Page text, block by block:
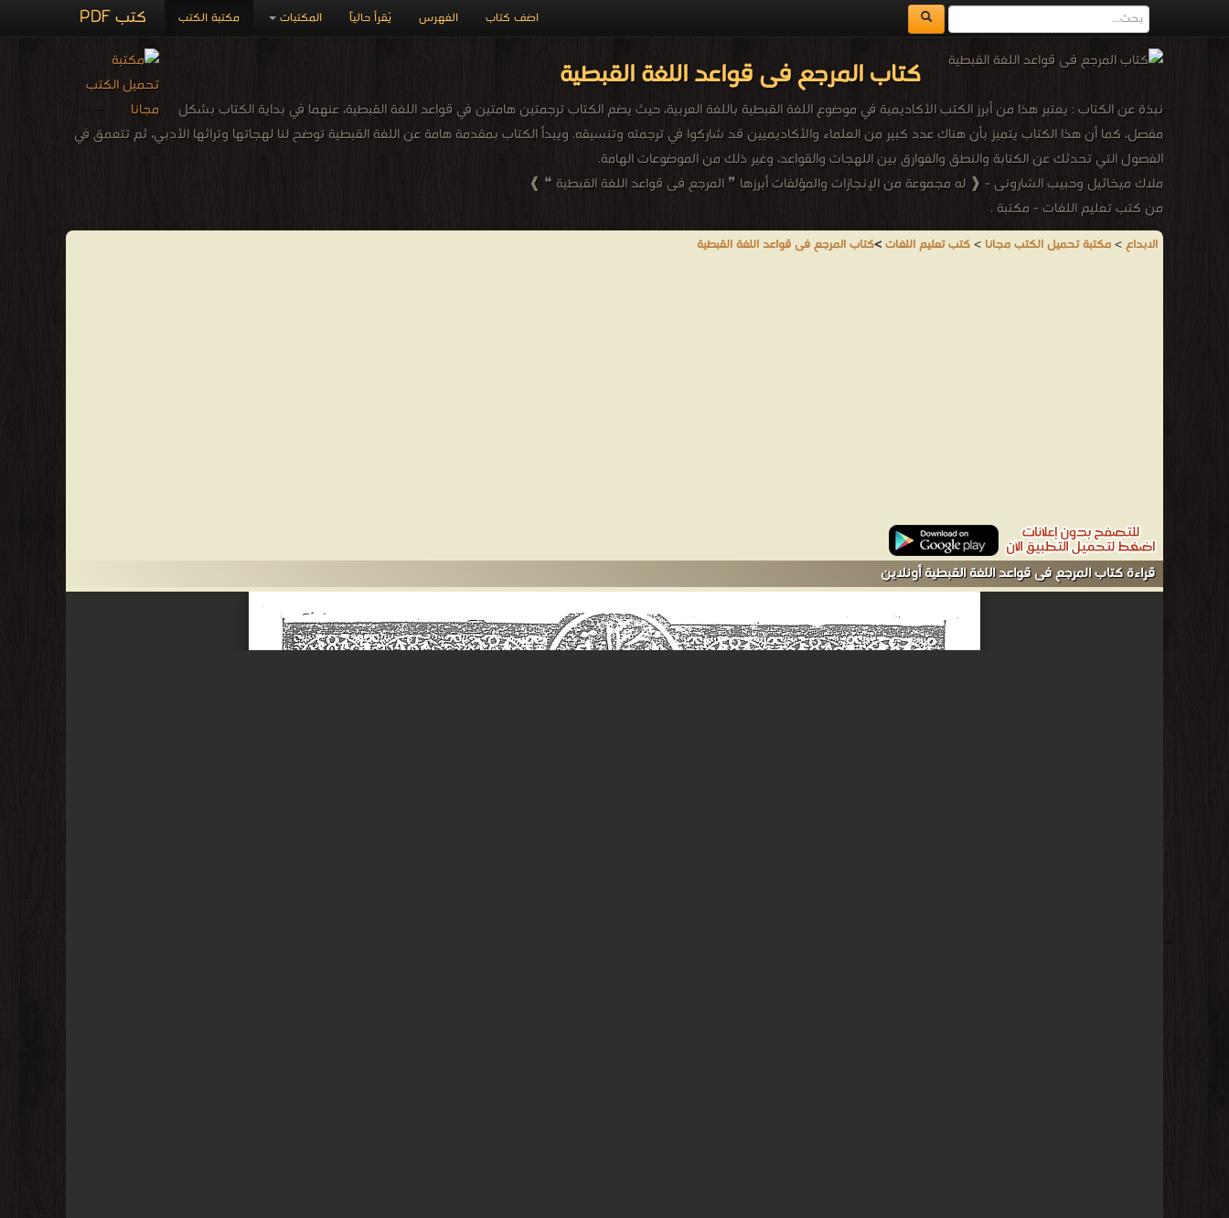
كتب PDF مكتبة الكتب المكتبات يُقرأ حالياً الفهرس اضف كتاب
كتاب المرجع فى قواعد اللغة القبطية
نبذة عن الكتاب : يعتبر هذا من أبرز الكتب الأكاديمية في موضوع اللغة القبطية باللغة العربية، حيث يضم الكتاب ترجمتين هامتين في قواعد اللغة القبطية، عنهما في بداية الكتاب بشكل
مفصل، كما أن هذا الكتاب يتميز بأن هناك عدد كبير من العلماء والأكاديميين قد شاركوا في ترجمته وتنسيقه. ويبدأ الكتاب بمقدمة هامة عن اللغة القبطية توضح لنا لهجاتها وتراثها الأدبي، ثم تتعمق في
الفصول التي تحدثك عن الكتابة والنطق والفوارق بين اللهجات والقواعد، وغير ذلك من الموضوعات الهامة.
ملاك ميخائيل وحبيب الشارونى - ❰ له مجموعة من الإنجازات والمؤلفات أبرزها ❞ المرجع فى قواعد اللغة القبطية ❝ ❱
من كتب تعليم اللغات - مكتبة .
الابداع>مكتبة تحميل الكتب مجانا >كتب تعليم اللغات>كتاب المرجع فى قواعد اللغة القبطية
قراءة كتاب المرجع فى قواعد اللغة القبطية أونلاين